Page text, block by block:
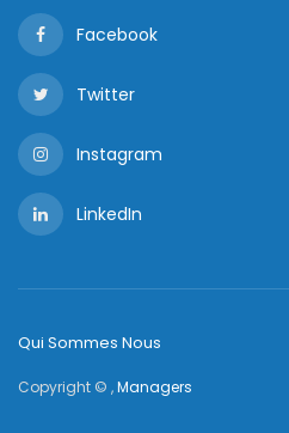
Facebook
Twitter
Instagram
LinkedIn
Qui Sommes Nous
Copyright © ,Managers